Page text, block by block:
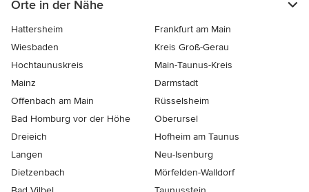
Orte in der Nähe
Hattersheim
Frankfurt am Main
Wiesbaden
Kreis Groß-Gerau
Hochtaunuskreis
Main-Taunus-Kreis
Mainz
Darmstadt
Offenbach am Main
Rüsselsheim
Bad Homburg vor der Höhe
Oberursel
Dreieich
Hofheim am Taunus
Langen
Neu-Isenburg
Dietzenbach
Mörfelden-Walldorf